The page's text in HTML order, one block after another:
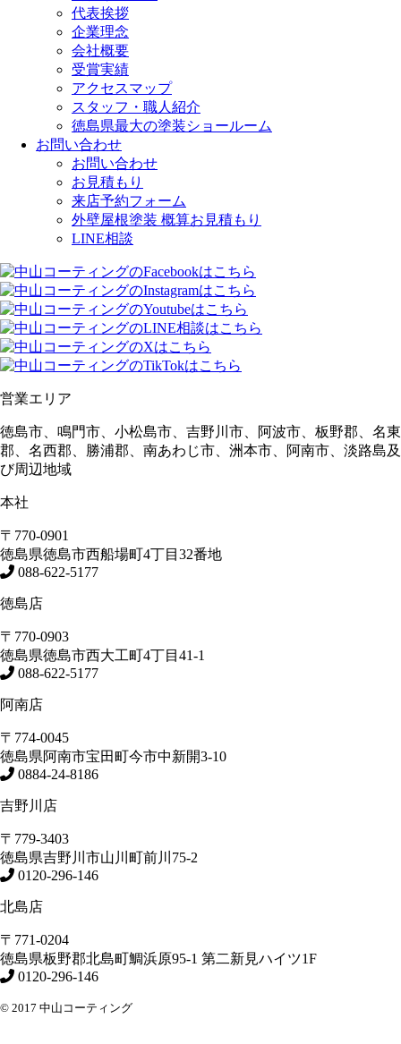
代表挨拶
企業理念
会社概要
受賞実績
アクセスマップ
スタッフ・職人紹介
徳島県最大の塗装ショールーム
お問い合わせ
お問い合わせ
お見積もり
来店予約フォーム
外壁屋根塗装 概算お見積もり
LINE相談
営業エリア
徳島市、鳴門市、小松島市、吉野川市、阿波市、板野郡、名東
郡、名西郡、勝浦郡、南あわじ市、洲本市、阿南市、淡路島及
び周辺地域
本社
〒770-0901
徳島県徳島市西船場町4丁目32番地
088-622-5177
徳島店
〒770-0903
徳島県徳島市西大工町4丁目41-1
088-622-5177
阿南店
〒774-0045
徳島県阿南市宝田町今市中新開3-10
0884-24-8186
吉野川店
〒779-3403
徳島県吉野川市山川町前川75-2
0120-296-146
北島店
〒771-0204
徳島県板野郡北島町鯛浜原95-1 第二新見ハイツ1F
0120-296-146
© 2017 中山コーティング